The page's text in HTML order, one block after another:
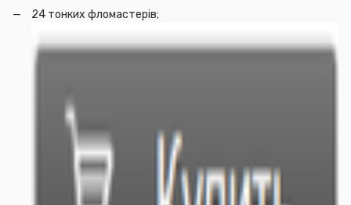
24 тонких фломастерів;